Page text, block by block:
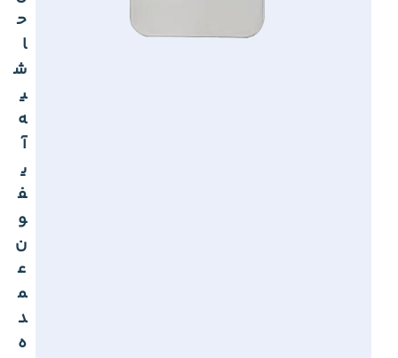
ح
ا
ش
ی
ه
آ
ی
ف
و
ن
ع
م
د
ه